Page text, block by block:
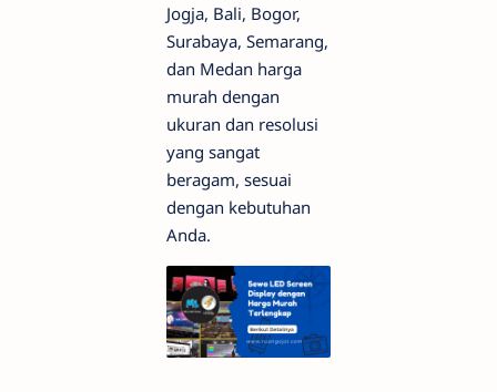
Jogja, Bali, Bogor,
Surabaya, Semarang,
dan Medan harga
murah dengan
ukuran dan resolusi
yang sangat
beragam, sesuai
dengan kebutuhan
Anda.